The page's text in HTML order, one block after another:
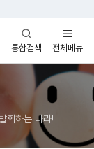
통합검색
열기
전체메뉴
열기
휘하는 나라!